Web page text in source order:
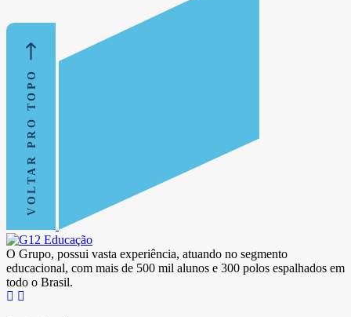
VOLTAR PRO TOPO
O Grupo, possui vasta experiência, atuando no segmento
educacional, com mais de 500 mil alunos e 300 polos espalhados em
todo o Brasil.